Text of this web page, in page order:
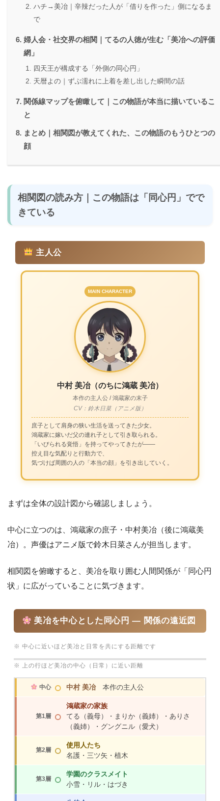
ハチ→美冶｜辛辣だった人が「借りを作った」側になるま
で
婦人会・社交界の相関｜てるの人徳が生む「美冶への評価
網」
四天王が構成する「外側の同心円」
天暦よの｜ずぶ濡れに上着を差し出した瞬間の話
関係線マップを俯瞰して｜この物語が本当に描いているこ
と
まとめ｜相関図が教えてくれた、この物語のもうひとつの
顔
相関図の読み方｜この物語は「同心円」でで
きている
主人公
MAIN CHARACTER
中村 美冶（のちに鴻蔵 美冶）
本作の主人公 / 鴻蔵家の末子
CV：鈴木日菜（アニメ版）
庶子として肩身の狭い生活を送ってきた少女。
鴻蔵家に嫁いだ父の連れ子として引き取られる。
「いびられる覚悟」を持ってやってきたが――
控え目な気配りと行動力で、
気づけば周囲の人の「本当の顔」を引き出していく。
まずは全体の設計図から確認しましょう。
中心に立つのは、鴻蔵家の庶子・中村美冶（後に鴻蔵美
冶）。声優はアニメ版で鈴木日菜さんが担当します。
相関図を俯瞰すると、美冶を取り囲む人間関係が「同心円
状」に広がっていることに気づきます。
美冶を中心とした同心円 ― 関係の遠近図
※ 中心に近いほど美冶と日常を共にする距離です
※ 上の行ほど美冶の中心（日常）に近い距離
中心 中村 美冶本作の主人公
第1層
鴻蔵家の家族
てる（義母）・まりか（義姉）・ありさ
（義姉）・グングニル（愛犬）
第2層
使用人たち
名護・三ツ矢・植木
第3層
学園のクラスメイト
小雪・リル・はづき